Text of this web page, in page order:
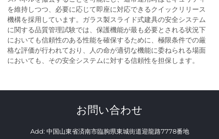
を維持しつつ、必要に応じて即座に対応できるクイックリリース
機構を採用しています。ガラス製スライド式建具の安全システム
に関する品質管理試験では、保護機能が最も必要とされる状況下
においても信頼性のある性能を確保するために、極限条件での厳
格な評価が行われており、人の命が適切な機能に委ねられる場面
においても、その安全システムに対する信頼性を担保します。
お問い合わせ
Add: 中国山東省済南市臨朐県東城街道迎龍路7778番地